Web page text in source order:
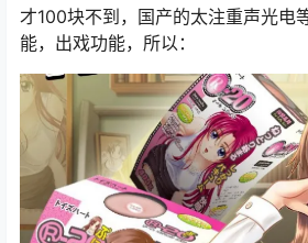
才100块不到，国产的太注重声光电
能，出戏功能，所以：